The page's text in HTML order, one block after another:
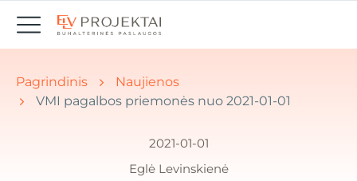
Jūs esate čia: Pradžia " Naujienos
Pagrindinis
Naujienos
VMI pagalbos priemonės nuo 2021-01-01
2021-01-01
Eglė Levinskienė